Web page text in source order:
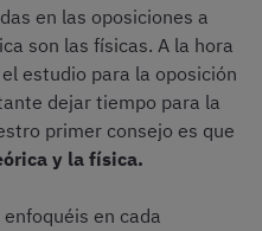
en las oposiciones a
son las físicas. A la hora
estudio para la oposición
dejar tiempo para la
primer consejo es que
y la física.
en cada